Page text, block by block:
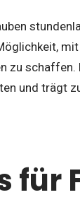
zu
und trägt
für